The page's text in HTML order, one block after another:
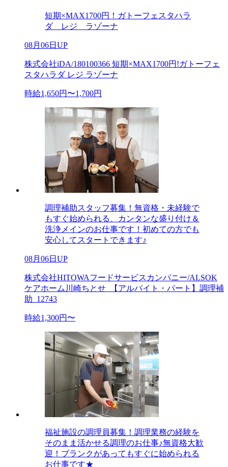
短期×MAX1700円！ガトーフェスタハラ
ダ レジ ラゾーナ
08月06日UP
株式会社iDA/180100366 短期×MAX1700円!ガトーフェ
スタハラダ レジ ラゾーナ
時給1,650円〜1,700円
調理補助スタッフ募集！無資格・未経験で
もすぐ始められる、カンタンな盛り付け＆
洗浄メインのお仕事です！初めての方でも
安心してスタートできます♪
08月06日UP
株式会社HITOWAフードサービスカンパニー/ALSOK
ケアホーム川崎ちとせ_【アルバイト・パート】調理補
助_12743
時給1,300円〜
福祉施設の調理員募集！調理業務の経験を
そのまま活かせる調理のお仕事♪無資格大歓
迎！ブランクがあってもすぐに始められる
お仕事です★